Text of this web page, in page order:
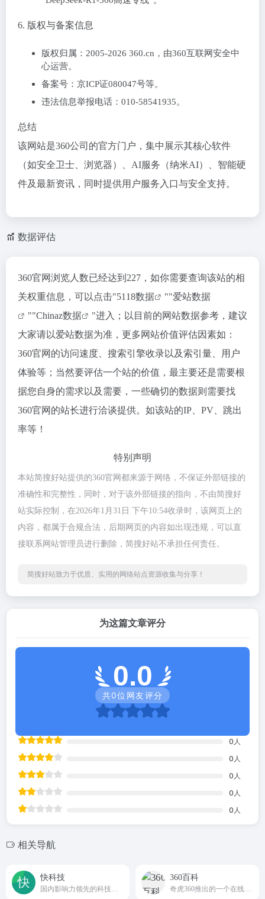
‌6. 版权与备案信息‌
版权归属：2005-2026 360.cn，由360互联网安全中
心运营。
备案号：京ICP证080047号等。
违法信息举报电话：010-58541935。
‌总结‌
该网站是360公司的官方门户，集中展示其核心软件
（如安全卫士、浏览器）、AI服务（纳米AI）、智能硬
件及最新资讯，同时提供用户服务入口与安全支持。
数据评估
360官网浏览人数已经达到227，如你需要查询该站的相
关权重信息，可以点击"5118数据 ""爱站数据
""Chinaz数据
"进入；以目前的网站数据参考，建议
大家请以爱站数据为准，更多网站价值评估因素如：
360官网的访问速度、搜索引擎收录以及索引量、用户
体验等；当然要评估一个站的价值，最主要还是需要根
据您自身的需求以及需要，一些确切的数据则需要找
360官网的站长进行洽谈提供。如该站的IP、PV、跳出
率等！
特别声明
本站简搜好站提供的360官网都来源于网络，不保证外部链接的
准确性和完整性，同时，对于该外部链接的指向，不由简搜好
站实际控制，在2026年1月31日 下午10:54收录时，该网页上的
内容，都属于合规合法，后期网页的内容如出现违规，可以直
接联系网站管理员进行删除，简搜好站不承担任何责任。
简搜好站致力于优质、实用的网络站点资源收集与分享！
为这篇文章评分
0.0
共0位网友评分
0 人
0 人
0 人
0 人
0 人
相关导航
快科技 360百科